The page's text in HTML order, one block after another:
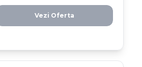
Vezi Oferta